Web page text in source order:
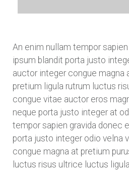
An enim nullam tempor
ipsum blandit porta justo
auctor integer congue magna
pretium ligula rutrum luctus
congue vitae auctor eros
neque porta justo integer at
tempor sapien gravida donec
porta justo integer odio velna
congue magna at pretium
luctus risus ultrice luctus